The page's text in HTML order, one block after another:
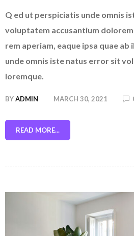
Q ed ut perspiciatis unde omnis
voluptatem accusantium
rem aperiam, eaque ipsa quae ab
unde omnis iste natus error sit
loremque.
BYADMIN MARCH 30, 2021
READ MORE...